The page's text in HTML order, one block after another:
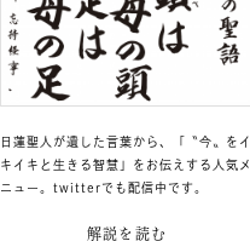
日蓮聖人が遺した言葉から、「〝今〟をイ
キイキと生きる智慧」をお伝えする人気メ
ニュー。 twitterでも配信中 です。
解説を読む